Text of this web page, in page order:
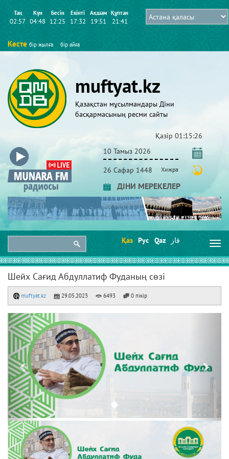
Таң
02:57
Күн
04:48
Бесін
12:25
Екінті
17:32
Ақшам
19:51
Құптан
21:41
Кесте бір жылға бір айға
muftyat.kz
Қазақстан мұсылмандары Діни
басқармасының ресми сайты
Қазір 01:15:26
10 Тамыз 2026
26 Сафар 1448 Хижра
ДІНИ МЕРЕКЕЛЕР
Қаз Рус Qaz قاز
Шейх Сағид Абдуллатиф Фуданың сөзі
muftyat.kz 29.05.2023 6493 0 пікір
Previous